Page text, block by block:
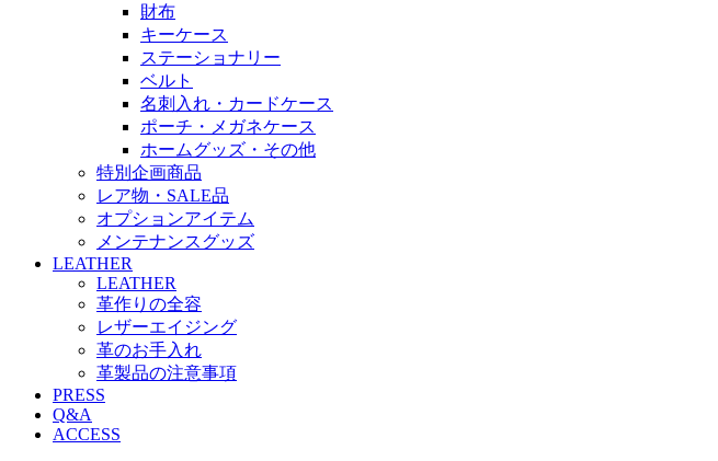
財布
キーケース
ステーショナリー
ベルト
名刺入れ・カードケース
ポーチ・メガネケース
ホームグッズ・その他
特別企画商品
レア物・SALE品
オプションアイテム
メンテナンスグッズ
LEATHER
LEATHER
革作りの全容
レザーエイジング
革のお手入れ
革製品の注意事項
PRESS
Q&A
ACCESS